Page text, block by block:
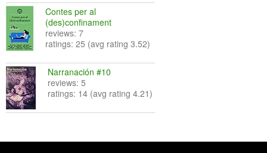
Contes per al
(des)confinament
reviews: 7
ratings: 25 (avg rating 3.52)
Narranación #10
reviews: 5
ratings: 14 (avg rating 4.21)